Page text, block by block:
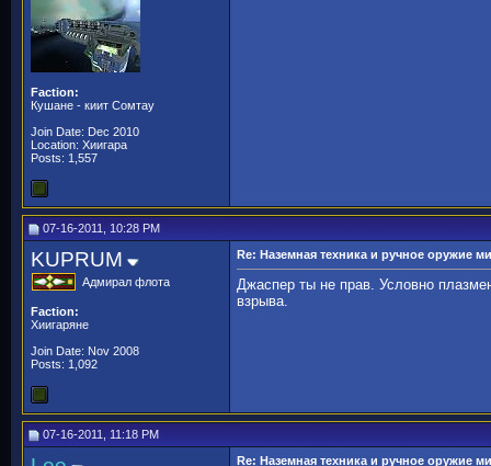
Faction:
Кушане - киит Сомтау
Join Date: Dec 2010
Location: Хиигара
Posts: 1,557
07-16-2011, 10:28 PM
KUPRUM
Адмирал флота
Faction:
Хиигаряне
Join Date: Nov 2008
Posts: 1,092
Re: Наземная техника и ручное оружие
Джаспер ты не прав. Условно
взрыва.
07-16-2011, 11:18 PM
Re: Наземная техника и ручное оружие